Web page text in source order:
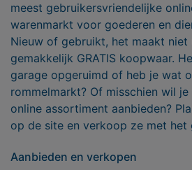
meest gebruikersvriendelijke
warenmarkt voor goederen en
Nieuw of gebruikt, het maakt niet
gemakkelijk GRATIS koopwaar.
garage opgeruimd of heb je wat
rommelmarkt? Of misschien wil
online assortiment aanbieden?
op de site en verkoop ze met het
Aanbieden en verkopen